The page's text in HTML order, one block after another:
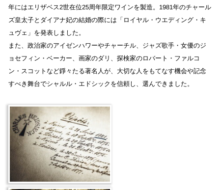
年にはエリザベス2世在位25周年限定ワインを製造。1981年のチャール
ズ皇太子とダイアナ妃の結婚の際には「ロイヤル・ウエディング・キ
ュヴェ」を発表しました。
また、政治家のアイゼンハワーやチャーチル、ジャズ歌手・女優のジ
ョセフィン・ベーカー、画家のダリ、探検家のロバート・ファルコ
ン・スコットなど錚々たる著名人が、大切な人をもてなす機会や記念
すべき舞台でシャルル・エドシックを信頼し、選んできました。